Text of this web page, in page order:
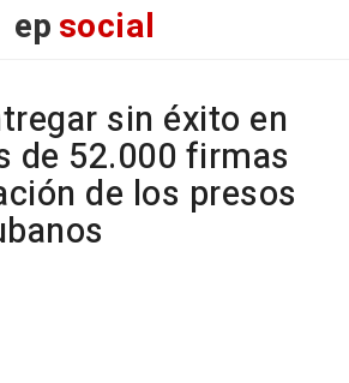
epsocial
sin éxito en
de 52.000 firmas
de los presos